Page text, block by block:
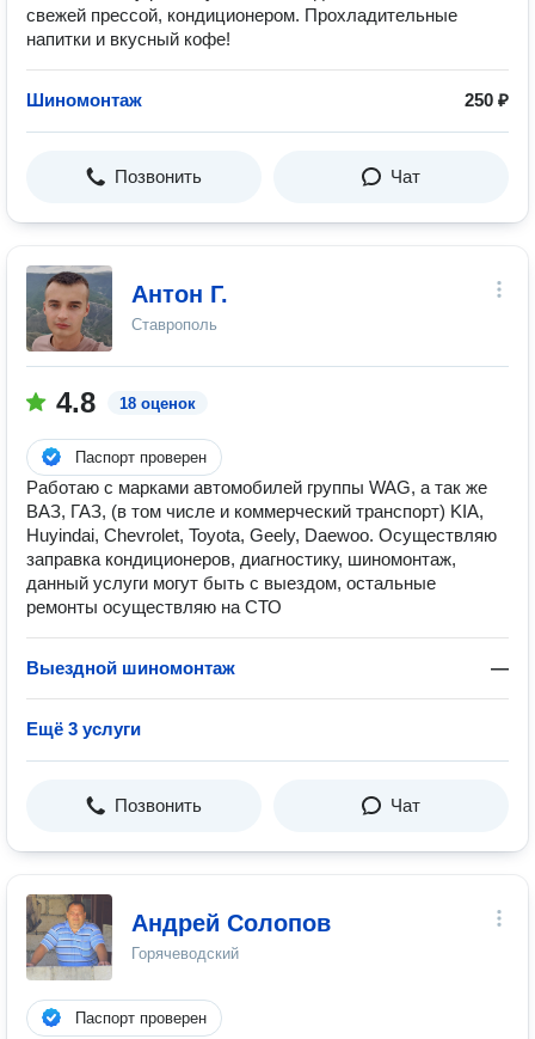
свежей прессой, кондиционером. Прохладительные
напитки и вкусный кофе!
Шиномонтаж 250 ₽
Позвонить Чат
Антон Г.
Ставрополь
4.8 18 оценок
Паспорт проверен
Работаю с марками автомобилей группы WAG, а так же
ВАЗ, ГАЗ, (в том числе и коммерческий транспорт) KIA,
Huyindai, Chevrolet, Toyota, Geely, Daewoo. Осуществляю
заправка кондиционеров, диагностику, шиномонтаж,
данный услуги могут быть с выездом, остальные
ремонты осуществляю на СТО
Выездной шиномонтаж —
Ещё 3 услуги
Позвонить Чат
Андрей Солопов
Горячеводский
Паспорт проверен